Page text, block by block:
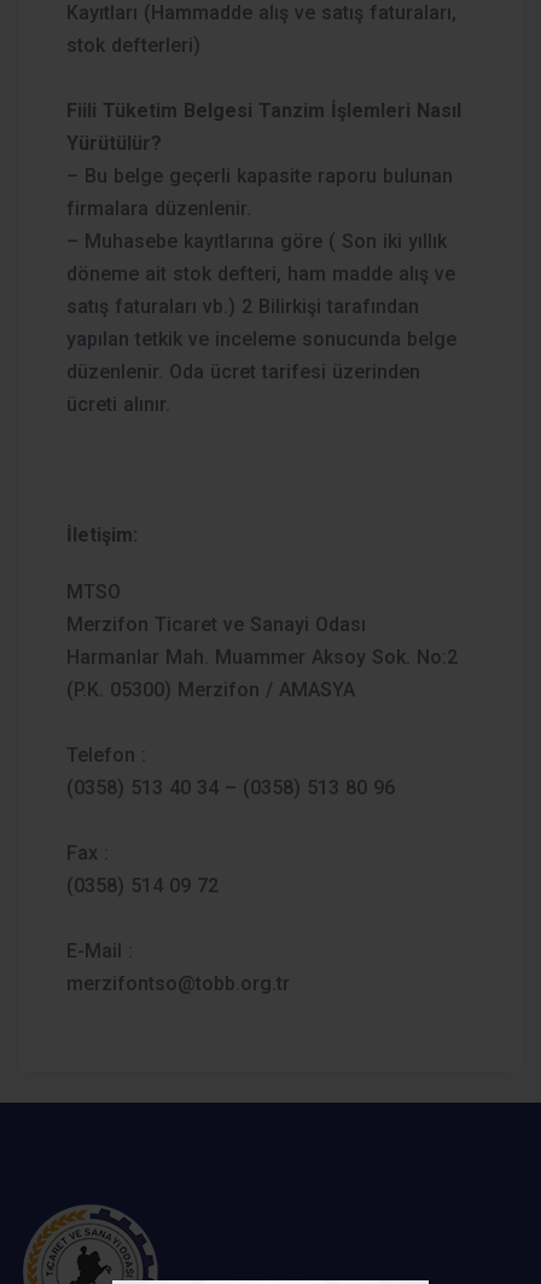
Kayıtları (Hammadde alış ve satış faturaları,
stok defterleri)
Fiili Tüketim Belgesi Tanzim İşlemleri Nasıl
Yürütülür?
– Bu belge geçerli kapasite raporu bulunan
firmalara düzenlenir.
– Muhasebe kayıtlarına göre ( Son iki yıllık
döneme ait stok defteri, ham madde alış ve
satış faturaları vb.) 2 Bilirkişi tarafından
yapılan tetkik ve inceleme sonucunda belge
düzenlenir. Oda ücret tarifesi üzerinden
ücreti alınır.
İletişim:
MTSO
Merzifon Ticaret ve Sanayi Odası
Harmanlar Mah. Muammer Aksoy Sok. No:2
(P.K. 05300) Merzifon / AMASYA
Telefon :
(0358) 513 40 34 – (0358) 513 80 96
Fax :
(0358) 514 09 72
E-Mail :
merzifontso@tobb.org.tr